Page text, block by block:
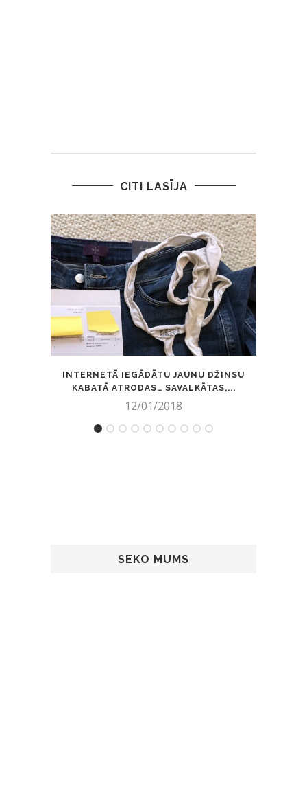
CITI LASĪJA
INTERNETĀ IEGĀDĀTU JAUNU DŽINSU
KABATĀ ATRODAS… SAVALKĀTAS,...
12/01/2018
SEKO MUMS